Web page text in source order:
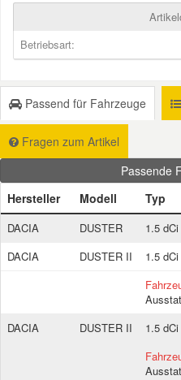
Betriebsart:
Passend für Fahrzeuge
Fragen zum Artikel
Passende
Hersteller
Modell Typ
DACIA DUSTER 1.5
DACIA
DUSTER II 1.5
DACIA
DUSTER II 1.5
Smart Ersatzteile
Suzuki Ersatzteile
Toyota Ersatzteile
Vauxhall Ersatzteile
Volvo Ersatzteile